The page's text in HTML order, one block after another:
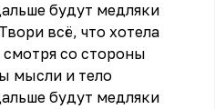
будут медляки
всё, что хотела
со стороны
мысли и тело
будут медляки